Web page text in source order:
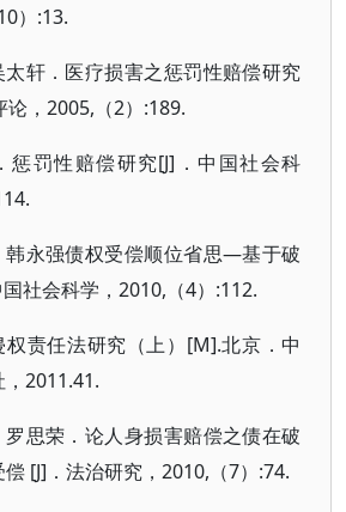
）:13.
轩．医疗损害之惩罚性赔偿研究
论，2005,（2）:189.
惩罚性赔偿研究[J]．中国社会科
韩永强债权受偿顺位省思—基于破
社会科学，2010,（4）:112.
责任法研究（上）[M].北京．中
2011.41.
思荣．论人身损害赔偿之债在破
[J]．法治研究，2010,（7）:74.